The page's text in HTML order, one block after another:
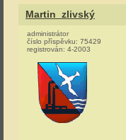
Martin_zlivský
administrátor
číslo příspěvku: 75429
registrován: 4-2003